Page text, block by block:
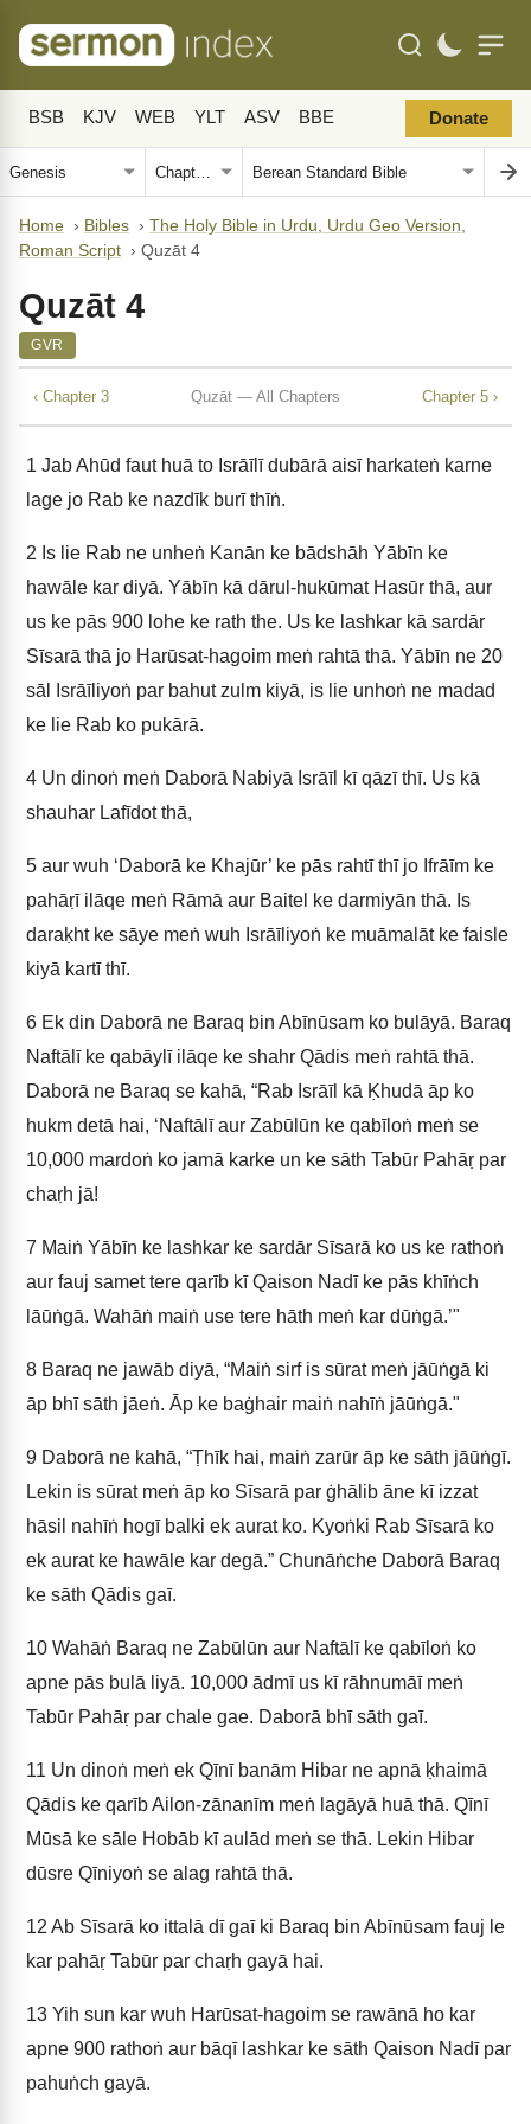
BSB KJV WEB YLT ASV BBE Donate
Home › Bibles › The Holy Bible in Urdu, Urdu Geo Version,
Roman Script › Quzāt 4
Quzāt 4
GVR
‹ Chapter 3 Quzāt — All Chapters Chapter 5 ›
1 Jab Ahūd faut huā to Isrāīlī dubārā aisī harkateṅ karne
lage jo Rab ke nazdīk burī thīṅ.
2 Is lie Rab ne unheṅ Kanān ke bādshāh Yābīn ke
hawāle kar diyā. Yābīn kā dārul-hukūmat Hasūr thā, aur
us ke pās 900 lohe ke rath the. Us ke lashkar kā sardār
Sīsarā thā jo Harūsat-hagoim meṅ rahtā thā. Yābīn ne 20
sāl Isrāīliyoṅ par bahut zulm kiyā, is lie unhoṅ ne madad
ke lie Rab ko pukārā.
4 Un dinoṅ meṅ Daborā Nabiyā Isrāīl kī qāzī thī. Us kā
shauhar Lafīdot thā,
5 aur wuh ‘Daborā ke Khajūr’ ke pās rahtī thī jo Ifrāīm ke
pahāṛī ilāqe meṅ Rāmā aur Baitel ke darmiyān thā. Is
daraḳht ke sāye meṅ wuh Isrāīliyoṅ ke muāmalāt ke faisle
kiyā kartī thī.
6 Ek din Daborā ne Baraq bin Abīnūsam ko bulāyā. Baraq
Naftālī ke qabāylī ilāqe ke shahr Qādis meṅ rahtā thā.
Daborā ne Baraq se kahā, “Rab Isrāīl kā Ḳhudā āp ko
hukm detā hai, ‘Naftālī aur Zabūlūn ke qabīloṅ meṅ se
10,000 mardoṅ ko jamā karke un ke sāth Tabūr Pahāṛ par
chaṛh jā!
7 Maiṅ Yābīn ke lashkar ke sardār Sīsarā ko us ke rathoṅ
aur fauj samet tere qarīb kī Qaison Nadī ke pās khīṅch
lāūṅgā. Wahāṅ maiṅ use tere hāth meṅ kar dūṅgā.’"
8 Baraq ne jawāb diyā, “Maiṅ sirf is sūrat meṅ jāūṅgā ki
āp bhī sāth jāeṅ. Āp ke baġhair maiṅ nahīṅ jāūṅgā."
9 Daborā ne kahā, “Ṭhīk hai, maiṅ zarūr āp ke sāth jāūṅgī.
Lekin is sūrat meṅ āp ko Sīsarā par ġhālib āne kī izzat
hāsil nahīṅ hogī balki ek aurat ko. Kyoṅki Rab Sīsarā ko
ek aurat ke hawāle kar degā.” Chunāṅche Daborā Baraq
ke sāth Qādis gaī.
10 Wahāṅ Baraq ne Zabūlūn aur Naftālī ke qabīloṅ ko
apne pās bulā liyā. 10,000 ādmī us kī rāhnumāī meṅ
Tabūr Pahāṛ par chale gae. Daborā bhī sāth gaī.
11 Un dinoṅ meṅ ek Qīnī banām Hibar ne apnā ḳhaimā
Qādis ke qarīb Ailon-zānanīm meṅ lagāyā huā thā. Qīnī
Mūsā ke sāle Hobāb kī aulād meṅ se thā. Lekin Hibar
dūsre Qīniyoṅ se alag rahtā thā.
12 Ab Sīsarā ko ittalā dī gaī ki Baraq bin Abīnūsam fauj le
kar pahāṛ Tabūr par chaṛh gayā hai.
13 Yih sun kar wuh Harūsat-hagoim se rawānā ho kar
apne 900 rathoṅ aur bāqī lashkar ke sāth Qaison Nadī par
pahuṅch gayā.